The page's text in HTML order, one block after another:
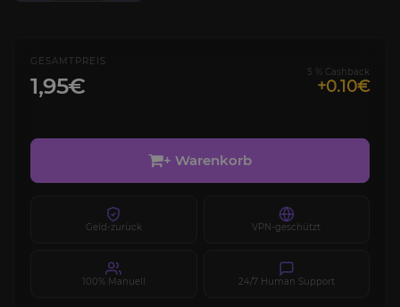
GESAMTPREIS
1,95€
5 % Cashback
+0.10€
+ Warenkorb
Geld-zurück VPN-geschützt
100% Manuell 24/7 Human Support